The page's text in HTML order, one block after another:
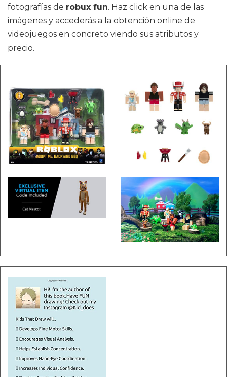
fotografías de robux fun. Haz click en una de las
imágenes y accederás a la obtención online de
videojuegos en concreto viendo sus atributos y
precio.